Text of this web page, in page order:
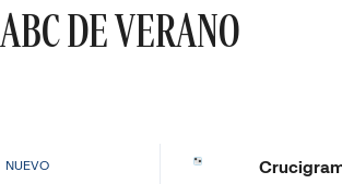
ABC DE VERANO
NUEVO